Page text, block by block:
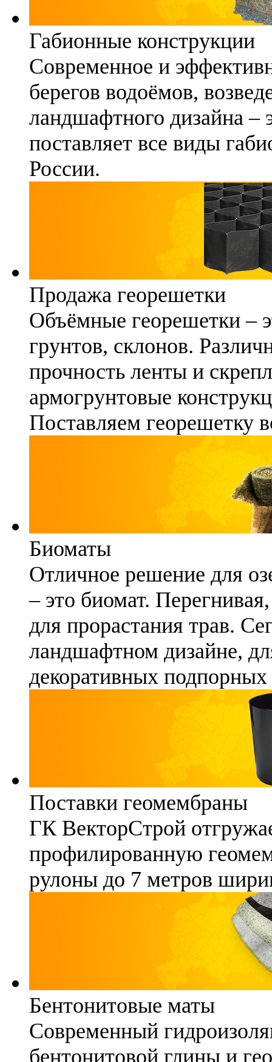
Габионные конструкции
Современное и
берегов водоёмов,
ландшафтного дизайна
поставляет все виды
России.
Продажа георешетки
Объёмные георешетки –
грунтов, склонов.
прочность ленты и
армогрунтовые
Поставляем георешетку
Биоматы
Отличное решение для
– это биомат.
для прорастания трав.
ландшафтном дизайне,
декоративных подпорных
Поставки геомембраны
ГК ВекторСтрой
профилированную
рулоны до 7 метров
Бентонитовые маты
Современный
бентонитовой глины и